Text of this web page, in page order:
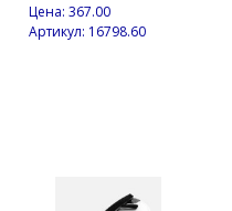
Цена: 367.00
Артикул: 16798.60